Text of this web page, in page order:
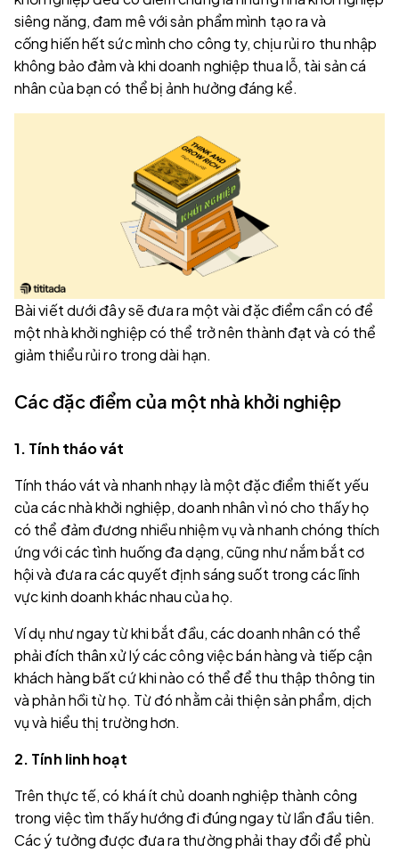
siêng năng, đam mê với sản phẩm mình tạo ra và
cống hiến hết sức mình cho công ty, chịu rủi ro thu nhập
không bảo đảm và khi doanh nghiệp thua lỗ, tài sản cá
nhân của bạn có thể bị ảnh hưởng đáng kể.
Bài viết dưới đây sẽ đưa ra một vài đặc điểm cần có để
một nhà khởi nghiệp có thể trở nên thành đạt và có thể
giảm thiểu rủi ro trong dài hạn.
Các đặc điểm của một nhà khởi nghiệp
1. Tính tháo vát
Tính tháo vát và nhanh nhạy là một đặc điểm thiết yếu
của các nhà khởi nghiệp, doanh nhân vì nó cho thấy họ
có thể đảm đương nhiều nhiệm vụ và nhanh chóng thích
ứng với các tình huống đa dạng, cũng như nắm bắt cơ
hội và đưa ra các quyết định sáng suốt trong các lĩnh
vực kinh doanh khác nhau của họ.
Ví dụ như ngay từ khi bắt đầu, các doanh nhân có thể
phải đích thân xử lý các công việc bán hàng và tiếp cận
khách hàng bất cứ khi nào có thể để thu thập thông tin
và phản hồi từ họ. Từ đó nhằm cải thiện sản phẩm, dịch
vụ và hiểu thị trường hơn.
2. Tính linh hoạt
Trên thực tế, có khá ít chủ doanh nghiệp thành công
trong việc tìm thấy hướng đi đúng ngay từ lần đầu tiên.
Các ý tưởng được đưa ra thường phải thay đổi để phù